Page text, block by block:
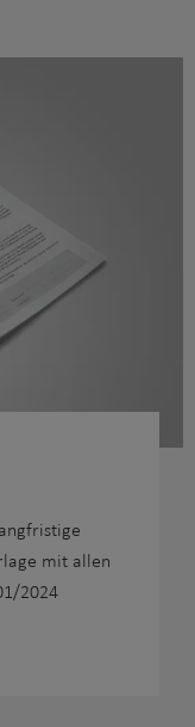
mit allen
2024